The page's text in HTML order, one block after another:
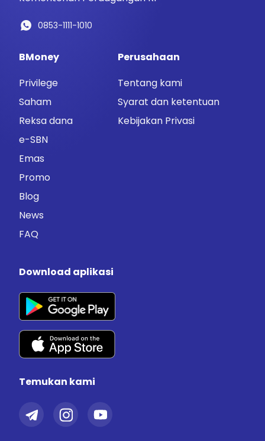
0853-1111-1010
BMoney
Privilege
Saham
Reksa dana
e-SBN
Emas
Promo
Blog
News
FAQ
Perusahaan
Tentang kami
Syarat dan ketentuan
Kebijakan Privasi
Download aplikasi
Temukan kami